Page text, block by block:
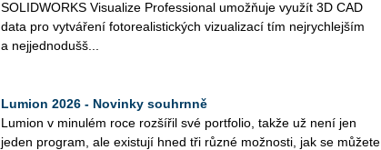
SO­LID­WORKS Vi­su­a­li­ze Pro­fes­si­o­nal umož­ňuje vy­u­žít 3D CAD
data pro vy­tvá­ře­ní fo­to­re­a­lis­tic­kých vi­zu­a­li­za­cí tím nej­rych­lej­ším
a nej­jed­no­duš­š...
Lumion 2026 - Novinky souhrnně
Lu­mi­on v mi­nu­lém roce roz­ší­řil své portfolio, takže už není jen
jeden pro­gram, ale exis­tu­jí hned tři různé mož­nos­ti, jak se mů­že­te